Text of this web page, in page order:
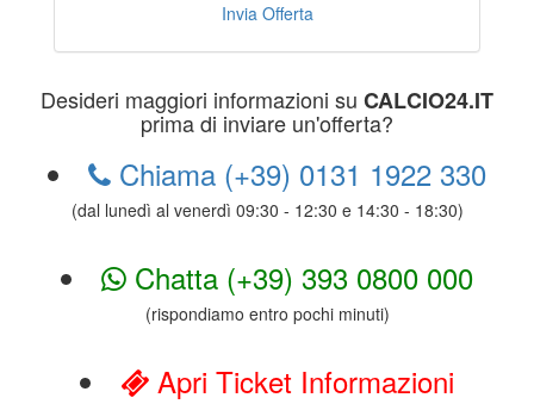
Invia Offerta
Desideri maggiori informazioni su CALCIO24.IT
prima di inviare un'offerta?
Chiama (+39) 0131 1922 330
(dal lunedì al venerdì 09:30 - 12:30 e 14:30 - 18:30)
Chatta (+39) 393 0800 000
(rispondiamo entro pochi minuti)
Apri Ticket Informazioni